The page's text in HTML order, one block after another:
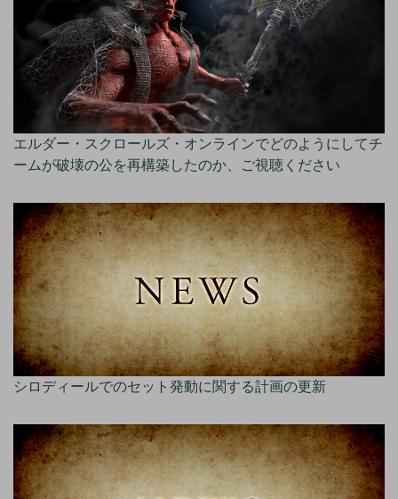
エルダー・スクロールズ・オンラインでどのようにしてチ
ームが破壊の公を再構築したのか、ご視聴ください
シロディールでのセット発動に関する計画の更新